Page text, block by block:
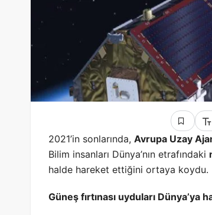
2021’in sonlarında, Avrupa Uzay
Bilim insanları Dünya’nın etrafındaki
halde hareket ettiğini ortaya koydu.
Güneş fırtınası uyduları Dünya’ya